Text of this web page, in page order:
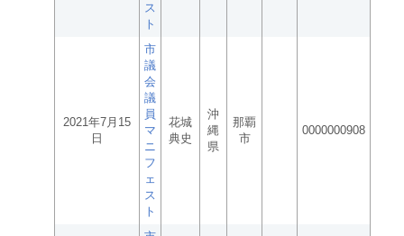
ス
ト
2021年7月15
日
市
議
会
議
員
マ
ニ
フ
ェ
ス
ト
花城
典史
沖
縄
県
那覇
市
0000000908